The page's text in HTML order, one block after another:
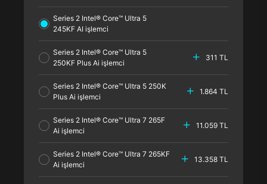
Series 2 Intel® Core™ Ultra 5
245KF AI işlemci
Series 2 Intel® Core™ Ultra 5
250KF Plus Ai işlemci
311 TL
Series 2 Intel® Core™ Ultra 5 250K
Plus Ai işlemci
1.864 TL
Series 2 Intel® Core™ Ultra 7 265F
Ai işlemci
11.059 TL
Series 2 Intel® Core™ Ultra 7 265KF
Ai işlemci
13.358 TL